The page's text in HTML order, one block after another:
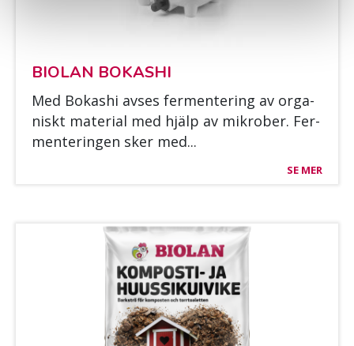
BIO­LAN BO­KAS­HI
Med Bo­kas­hi av­ses fer­men­te­ring av or­ga­
niskt ma­te­rial med hjälp av mik­ro­ber. Fer­
men­te­rin­gen sker med...
SE MER